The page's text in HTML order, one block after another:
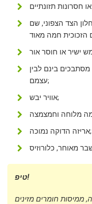
הצד הצפוני, שם
מסתבכים בינם לבין
עצמם;
אוויר יבש;
אריזה הדוקה נמוכה;
טיפ!
ממיסות חומרים מזינים